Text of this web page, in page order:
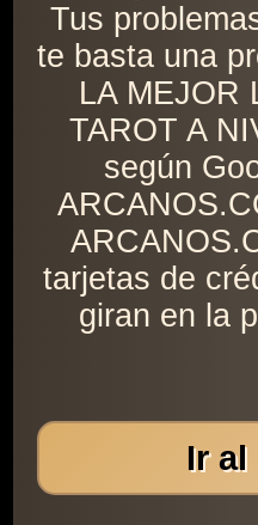
Tus
te basta una
LA MEJOR
TAROT A
según
tarjetas de
giran en la
Ir